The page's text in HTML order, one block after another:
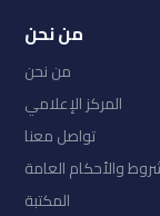
من نحن
من نحن
المركز الإعلامي
تواصل معنا
والأحكام العامة
المكتبة